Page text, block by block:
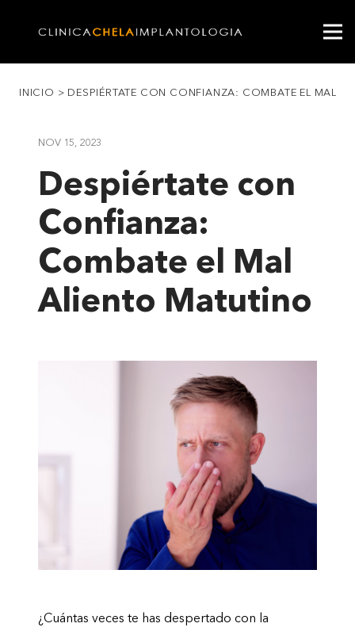
INICIO > DESPIÉRTATE CON CONFIANZA: COMBATE EL MAL
NOV 15, 2023
Despiértate con
Confianza:
Combate el Mal
Aliento Matutino
¿Cuántas veces te has despertado con la